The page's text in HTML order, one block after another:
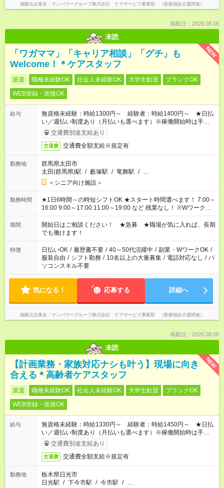
掲載元企業名 マンパワーグループ株式会社 ケアサービス事業部 （医療福祉介護関連）
掲載日：2026.08.06
未読
NEW
「ワガママ」「キャリア相談」「グチ」も
Welcome！＊ケアスタッフ
派遣 職種未経験OK 社会人未経験OK 大学生歓迎
ブランクOK
WEB登録・面接OK
給与
無資格未経験：時給1300円～ 経験者：時給1400円～ ★日払
い／週払い制度あり（月払いも選べます）※稼働開始時は手続き
完了次第のお支払いとなります。
交通費別途支給あり
交通費 交通費全額支給※規定有
勤務地
群馬県太田市
太田(群馬県)駅 / 藪塚駅 / 竜舞駅 / …
＜シニア向け施設＞
勤務時間
★1日6時間～の時短シフトOK ★スタート時間選べます！ 7:00～
16:00 9:00～17:00 11:00～19:00 など 残業なし！ ※Wワークの
場合、他のお仕事と合わせ週40時間超の就業はご案内できませ
ん ※法令に基づき、週20時間以上勤務は社会保険への加入対象
となります ※労働者派遣法（日雇い派遣の原則禁止）により、
短時間・短期間の就業はご案内が難しい場合があります
期間
開始日はご相談ください！ ★急募 ★職場が気に入れば、長期
でも働けます！
特徴 日払いOK / 履歴書不要 / 40～50代活躍中 / 副業・WワークOK /
服装自由 / シフト勤務 / 10名以上の大量募集 / 電話対応なし / パ
ソコンスキル不要
気になる！ 応募する 詳細へ
掲載元企業名 マンパワーグループ株式会社 ケアサービス事業部 （医療福祉介護関連）
掲載日：2026.08.06
未読
NEW
【計画業務・家族対応ナシも叶う】現場に向き
合える＊高齢者ケアスタッフ
派遣 職種未経験OK 社会人未経験OK 大学生歓迎
ブランクOK
WEB登録・面接OK
給与
無資格未経験：時給1330円～ 経験者：時給1450円～ ★日払
い／週払い制度あり（月払いも選べます）※稼働開始時は手続き
完了次第のお支払いとなります。
交通費別途支給あり
交通費 交通費全額支給※規定有
勤務地
栃木県日光市
日光駅 / 下今市駅 / 今市駅 / …